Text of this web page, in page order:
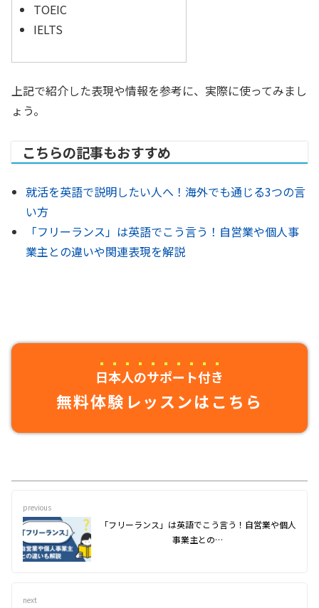
TOEIC
IELTS
上記で紹介した表現や情報を参考に、実際に使ってみまし
ょう。
こちらの記事もおすすめ
就活を英語で説明したい人へ！海外でも通じる3つの言
い方
「フリーランス」は英語でこう言う！自営業や個人事
業主との違いや関連表現を解説
日本人のサポート付き
無料体験レッスンはこちら
previous
「フリーランス」は英語でこう言う！自営業や個人
事業主との…
next